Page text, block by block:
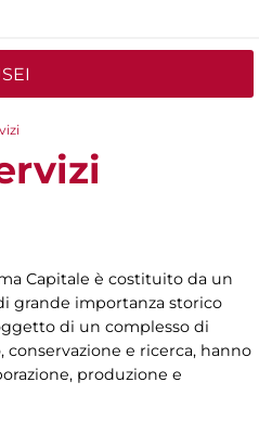
Capitale è costituito da un
grande importanza storico
di un complesso di
e ricerca, hanno
produzione e